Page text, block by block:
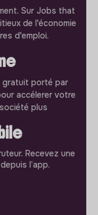
Sur Jobs that
de l'économie
d'emploi.
gratuit porté par
accélerer votre
plus
Recevez une
l’app.